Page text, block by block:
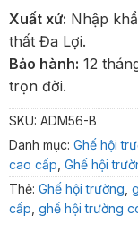
Xuất xứ: Nhập
thất Đa Lợi.
Bảo hành: 12
trọn đời.
SKU: ADM56-B
Danh mục: Ghế hội
cao cấp Ghế hội
Thẻ: Ghế hội trường
cấp ghế hội trường